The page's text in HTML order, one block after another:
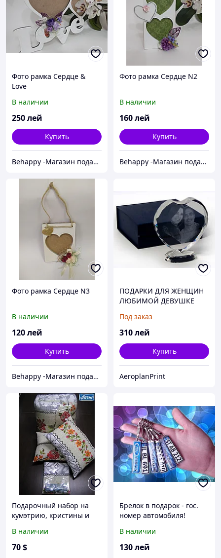
Фото рамка Сердце &
Love
В наличии
250лей
Купить
Behappy -Магазин подарков ручной работы
Фото рамка Сердце N2
В наличии
160лей
Купить
Behappy -Магазин подарков ручной работы
Фото рамка Сердце N3
В наличии
120лей
Купить
Behappy -Магазин подарков ручной работы
ПОДАРКИ ДЛЯ ЖЕНЩИН
ЛЮБИМОЙ ДЕВУШКЕ
МАМЕ НА ДЕНЬ
РОЖДЕНИЯ ЮБИЛЕЙ 8-
Под заказ
310лей
Купить
AeroplanPrint
Подарочный набор на
кумэтрию, кристины и
постельного белья,
силиконовая подушка,
В наличии
70$
Брелок в подарок - гос.
номер автомобиля!
В наличии
130лей